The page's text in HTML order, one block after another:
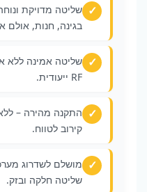
שליטה מדויקת
בגינה, חנות, אולם
שליטה אמינה ללא
RF ייעודית.
התקנה מהירה –
קירוב לטווח.
שליטה חלקה ובזק.